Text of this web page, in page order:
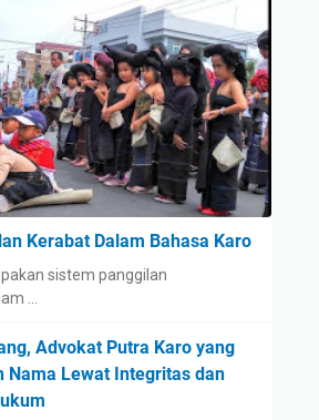
Kerabat Dalam Bahasa Karo
sistem panggilan
…
Advokat Putra Karo yang
Nama Lewat Integritas dan